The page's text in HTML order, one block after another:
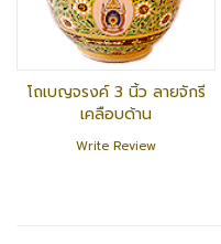
โถเบญจรงค์ 3 นิ้ว ลายจักรี
เคลือบด้าน
Write Review